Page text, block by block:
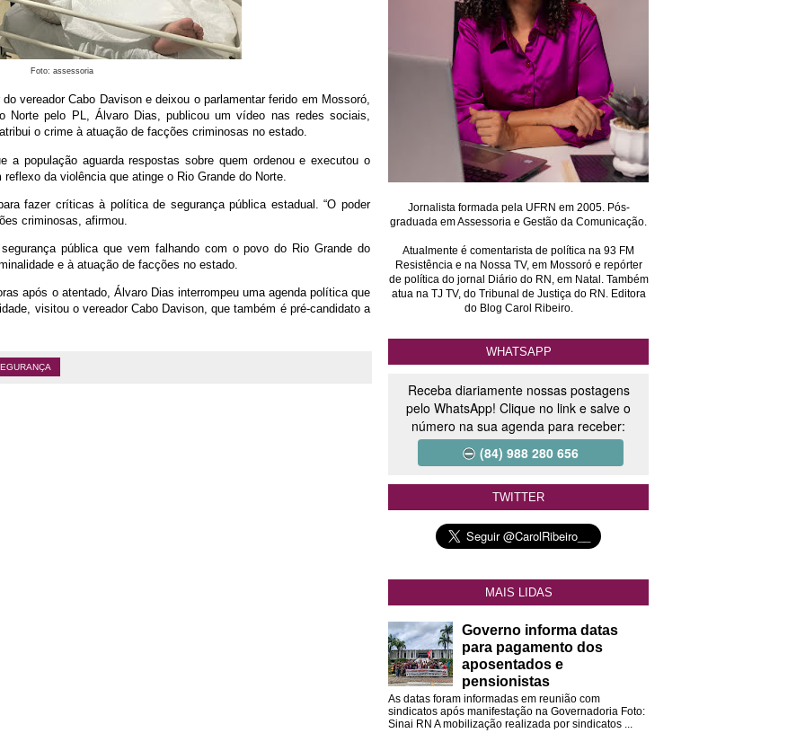
Foto: assessoria
vereador Cabo Davison e deixou o parlamentar ferido em Mossoró,
Norte pelo PL, Álvaro Dias, publicou um vídeo nas redes sociais,
o crime à atuação de facções criminosas no estado.
a população aguarda respostas sobre quem ordenou e executou o
da violência que atinge o Rio Grande do Norte.
fazer críticas à política de segurança pública estadual. “O poder
criminosas, afirmou.
pública que vem falhando com o povo do Rio Grande do
e à atuação de facções no estado.
após o atentado, Álvaro Dias interrompeu uma agenda política que
visitou o vereador Cabo Davison, que também é pré-candidato a
Jornalista formada pela UFRN em 2005. Pós-
graduada em Assessoria e Gestão da Comunicação.
Atualmente é comentarista de política na 93 FM
Resistência e na Nossa TV, em Mossoró e repórter
de política do jornal Diário do RN, em Natal. Também
atua na TJ TV, do Tribunal de Justiça do RN. Editora
do Blog Carol Ribeiro.
WHATSAPP
Receba diariamente nossas postagens
pelo WhatsApp! Clique no link e salve o
número na sua agenda para receber:
(84) 988 280 656
TWITTER
MAIS LIDAS
Governo informa datas
para pagamento dos
aposentados e
pensionistas
As datas foram informadas em reunião com
sindicatos após manifestação na Governadoria Foto:
Sinai RN A mobilização realizada por sindicatos ...